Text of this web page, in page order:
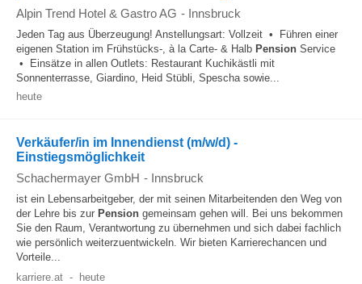
Alpin Trend Hotel & Gastro AG - Innsbruck
Jeden Tag aus Überzeugung! Anstellungsart: Vollzeit • Führen einer
eigenen Station im Frühstücks-, à la Carte- & Halb Pension Service
• Einsätze in allen Outlets: Restaurant Kuchikästli mit
Sonnenterrasse, Giardino, Heid Stübli, Spescha sowie...
heute
Verkäufer/in im Innendienst (m/w/d) -
Einstiegsmöglichkeit
Schachermayer GmbH - Innsbruck
ist ein Lebensarbeitgeber, der mit seinen Mitarbeitenden den Weg von
der Lehre bis zur Pension gemeinsam gehen will. Bei uns bekommen
Sie den Raum, Verantwortung zu übernehmen und sich dabei fachlich
wie persönlich weiterzuentwickeln. Wir bieten Karrierechancen und
Vorteile...
karriere.at - heute